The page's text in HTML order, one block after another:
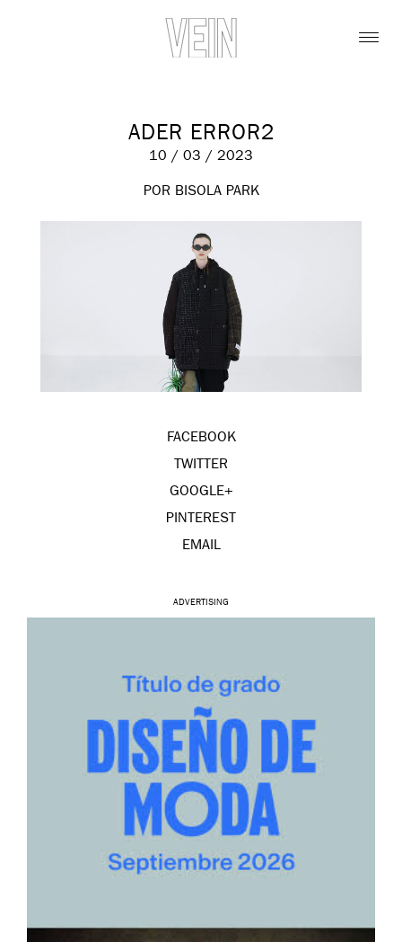
ADER ERROR2
10 / 03 / 2023
POR BISOLA PARK
FACEBOOK
TWITTER
GOOGLE+
PINTEREST
EMAIL
ADVERTISING